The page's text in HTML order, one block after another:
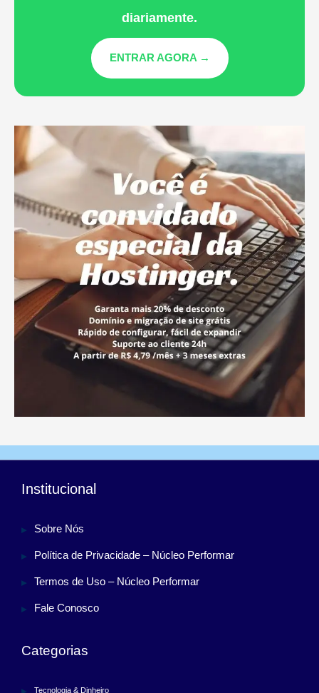
diariamente.
ENTRAR AGORA →
Institucional
Sobre Nós
Política de Privacidade – Núcleo Performar
Termos de Uso – Núcleo Performar
Fale Conosco
Categorias
Tecnologia & Dinheiro